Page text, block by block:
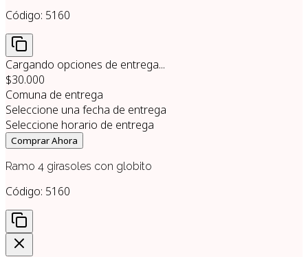
Código: 5160
Cargando opciones de entrega...
$30.000
Comuna de entrega
Seleccione una fecha de entrega
Seleccione horario de entrega
Comprar Ahora
Ramo 4 girasoles con globito
Código: 5160